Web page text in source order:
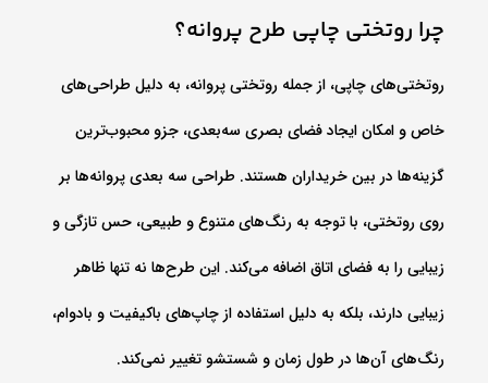
چرا روتختی چاپی طرح پروانه؟
روتختی‌های چاپی، از جمله روتختی پروانه، به دلیل طراحی‌های
خاص و امکان ایجاد فضای بصری سه‌بعدی، جزو محبوب‌ترین
گزینه‌ها در بین خریداران هستند. طراحی سه بعدی پروانه‌ها بر
روی روتختی، با توجه به رنگ‌های متنوع و طبیعی، حس تازگی و
زیبایی را به فضای اتاق اضافه می‌کند. این طرح‌ها نه تنها ظاهر
زیبایی دارند، بلکه به دلیل استفاده از چاپ‌های باکیفیت و بادوام،
رنگ‌های آن‌ها در طول زمان و شستشو تغییر نمی‌کند.